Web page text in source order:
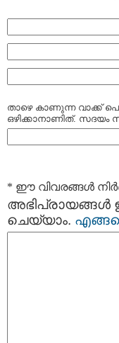
താഴെ കാണുന്ന വാക്ക്
ഒഴിക്കാനാണിത്. സദയം
* ഈ വിവരങ്ങള്‍
അഭിപ്രായങ്ങള്‍
ചെയ്യാം.